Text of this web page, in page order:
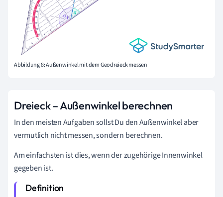
Abbildung 8: Außenwinkel mit dem Geodreieck messen
Dreieck – Außenwinkel berechnen
In den meisten Aufgaben sollst Du den Außenwinkel aber
vermutlich nicht messen, sondern berechnen.
Am einfachsten ist dies, wenn der zugehörige Innenwinkel
gegeben ist.